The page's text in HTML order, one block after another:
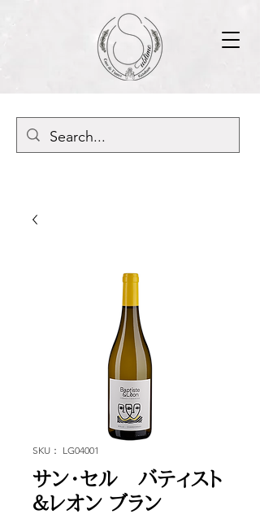
SKU： LG04001
サン・セル バティスト
＆レオン ブラン